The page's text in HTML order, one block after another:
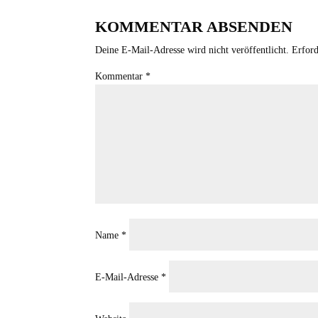
KOMMENTAR ABSENDEN
Deine E-Mail-Adresse wird nicht veröffentlicht.
Kommentar*
Name*
E-Mail-Adresse*